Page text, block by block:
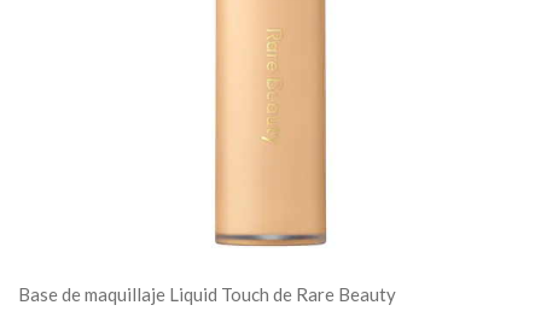
Base de maquillaje Liquid Touch de Rare Beauty